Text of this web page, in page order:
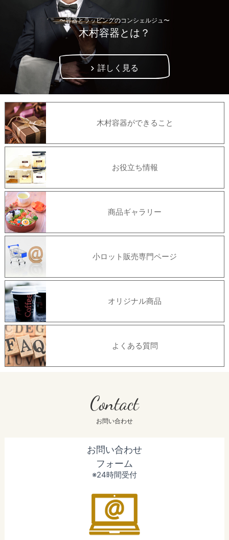
〜容器とラッピングのコンシェルジュ〜
木村容器とは？
詳しく見る
木村容器ができること
お役立ち情報
商品ギャラリー
小ロット販売専門ページ
オリジナル商品
よくある質問
Contact
お問い合わせ
お問い合わせ
フォーム
※24時間受付